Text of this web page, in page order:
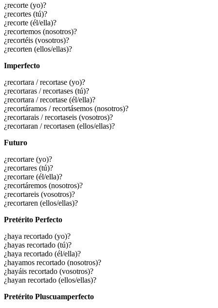
¿recorte (yo)?
¿recortes (tú)?
¿recorte (él/ella)?
¿recortemos (nosotros)?
¿recortéis (vosotros)?
¿recorten (ellos/ellas)?
Imperfecto
¿recortara / recortase (yo)?
¿recortaras / recortases (tú)?
¿recortara / recortase (él/ella)?
¿recortáramos / recortásemos (nosotros)?
¿recortarais / recortaseis (vosotros)?
¿recortaran / recortasen (ellos/ellas)?
Futuro
¿recortare (yo)?
¿recortares (tú)?
¿recortare (él/ella)?
¿recortáremos (nosotros)?
¿recortareis (vosotros)?
¿recortaren (ellos/ellas)?
Pretérito Perfecto
¿haya recortado (yo)?
¿hayas recortado (tú)?
¿haya recortado (él/ella)?
¿hayamos recortado (nosotros)?
¿hayáis recortado (vosotros)?
¿hayan recortado (ellos/ellas)?
Pretérito Pluscuamperfecto